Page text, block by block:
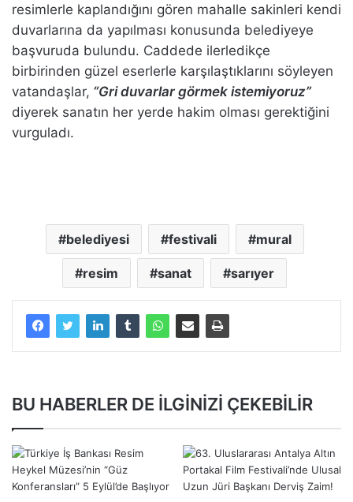
resimlerle kaplandığını gören mahalle sakinleri kendi
duvarlarına da yapılması konusunda belediyeye
başvuruda bulundu. Caddede ilerledikçe
birbirinden güzel eserlerle karşılaştıklarını söyleyen
vatandaşlar, “Gri duvarlar görmek istemiyoruz”
diyerek sanatın her yerde hakim olması gerektiğini
vurguladı.
belediyesi festivali mural
resim sanat sarıyer
BU HABERLER DE İLGİNİZİ ÇEKEBİLİR